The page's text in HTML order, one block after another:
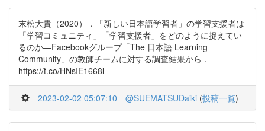
末松大貴（2020）．「新しい日本語学習者」の学習支援者は
「学習コミュニティ」「学習支援者」をどのように捉えてい
るのか―Facebookグループ「The 日本語 Learning
Community」の教師チームに対する調査結果から．
https://t.co/HNsIE1668l
2023-02-02 05:07:10 @SUEMATSUDaiki (投稿一覧)